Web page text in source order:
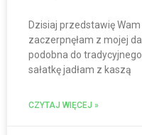
Dzisiaj przedstawię
zaczerpnęłam z mojej
podobna do
sałatkę jadłam z kaszą
CZYTAJ WIĘCEJ »